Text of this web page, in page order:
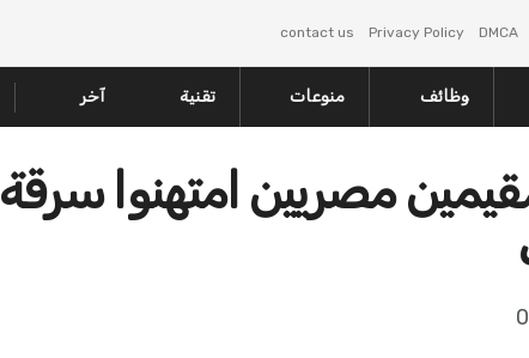
DMCA
Privacy Policy
contact us
وظائف منوعات تقنية آخر
حائل: الإطاحة بـ3 مقيمين مصريين امتهنوا سرقة